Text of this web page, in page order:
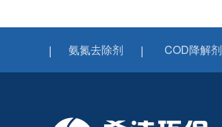
氨氮去除剂 COD降解剂